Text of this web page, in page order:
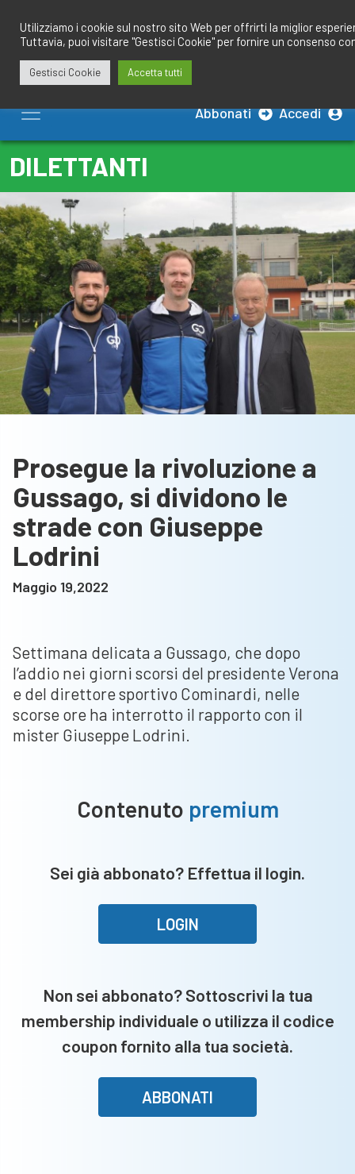
contenuto
Abbonati Accedi
DILETTANTI
Prosegue la rivoluzione a
Gussago, si dividono le
strade con Giuseppe
Lodrini
Maggio 19,2022
Settimana delicata a Gussago, che dopo
l’addio nei giorni scorsi del presidente Verona
e del direttore sportivo Cominardi, nelle
scorse ore ha interrotto il rapporto con il
mister Giuseppe Lodrini.
Contenuto premium
Sei già abbonato? Effettua il login.
LOGIN
Non sei abbonato? Sottoscrivi la tua
membership individuale o utilizza il codice
coupon fornito alla tua società.
ABBONATI
Utilizziamo i cookie sul nostro sito Web per offrirti la miglior
Tuttavia, puoi visitare "Gestisci Cookie" per fornire un consenso
Gestisci Cookie Accetta tutti